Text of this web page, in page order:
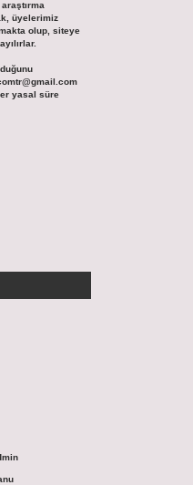
üyelerimiz
olup, siteye
yasal süre